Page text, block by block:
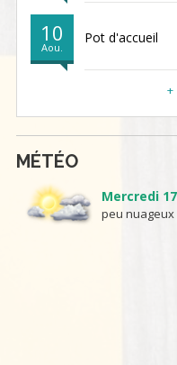
10
Aou.
Pot d'accueil
MÉTÉO
Mercredi
peu nuageux